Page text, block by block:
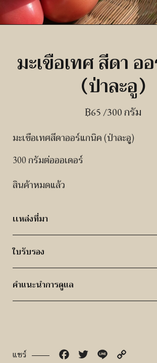
มะเขือเทศ สีดา อ
(ป่าละอู)
฿65 /300 กรัม
มะเขือเทศสีดาออร์แกนิค (ป่าละอู)
300 กรัมต่อออเดอร์
สินค้าหมดแล้ว
เเหล่งที่มา
ใบรับรอง
คำแนะนำการดูแล
แชร์ FacebookTwitter Line